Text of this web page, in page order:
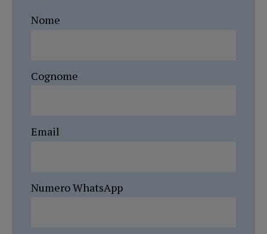
Nome
Cognome
Email
Numero WhatsApp